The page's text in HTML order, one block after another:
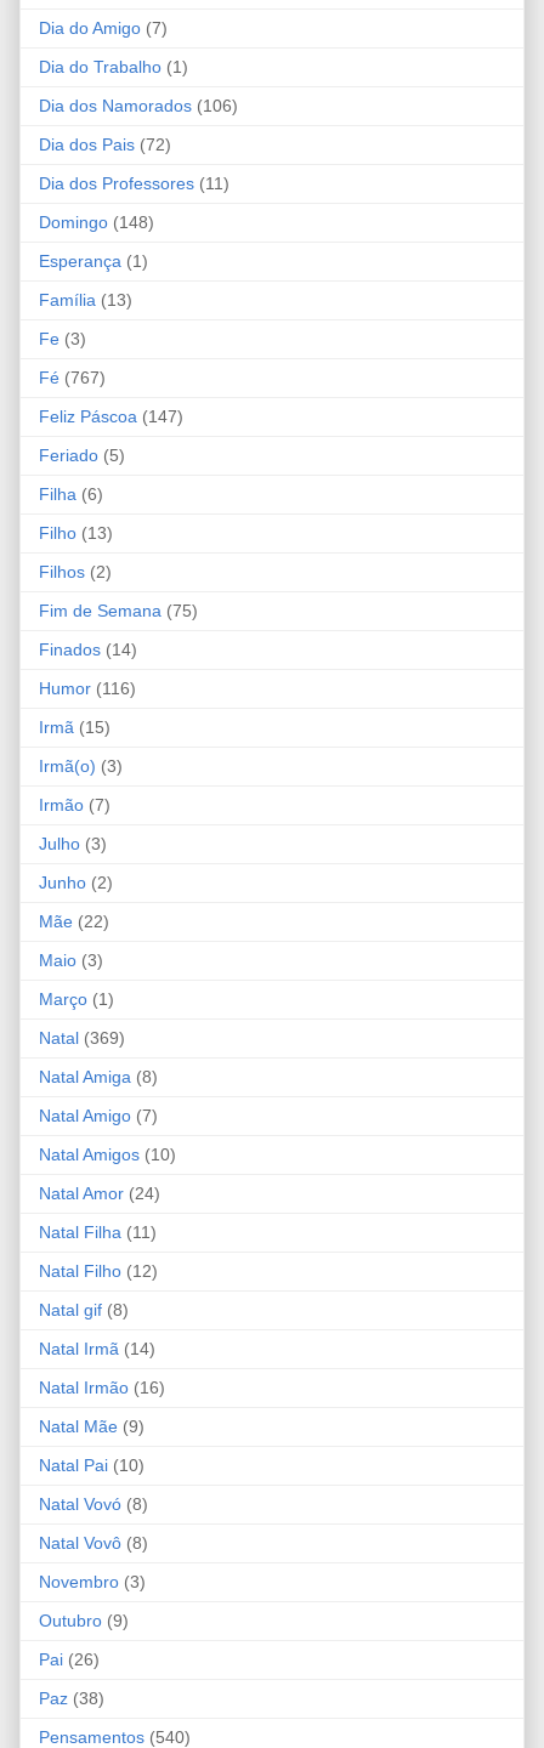
Dia do Amigo (7)
Dia do Trabalho (1)
Dia dos Namorados (106)
Dia dos Pais (72)
Dia dos Professores (11)
Domingo (148)
Esperança (1)
Família (13)
Fe (3)
Fé (767)
Feliz Páscoa (147)
Feriado (5)
Filha (6)
Filho (13)
Filhos (2)
Fim de Semana (75)
Finados (14)
Humor (116)
Irmã (15)
Irmã(o) (3)
Irmão (7)
Julho (3)
Junho (2)
Mãe (22)
Maio (3)
Março (1)
Natal (369)
Natal Amiga (8)
Natal Amigo (7)
Natal Amigos (10)
Natal Amor (24)
Natal Filha (11)
Natal Filho (12)
Natal gif (8)
Natal Irmã (14)
Natal Irmão (16)
Natal Mãe (9)
Natal Pai (10)
Natal Vovó (8)
Natal Vovô (8)
Novembro (3)
Outubro (9)
Pai (26)
Paz (38)
Pensamentos (540)